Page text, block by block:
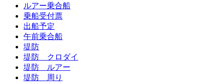
ルアー乗合船
乗船受付票
出船予定
午前乗合船
堤防
堤防 クロダイ
堤防 ルアー
堤防 周り